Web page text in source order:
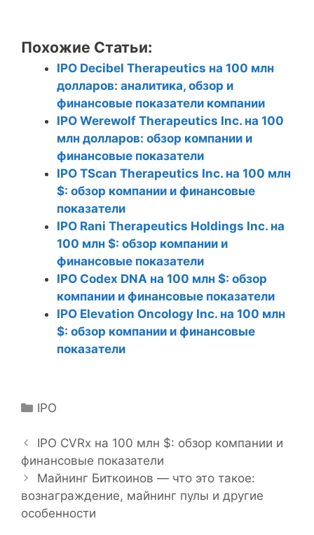
Похожие Статьи:
IPO Decibel Therapeutics на 100 млн
долларов: аналитика, обзор и
финансовые показатели компании
IPO Werewolf Therapeutics Inc. на 100
млн долларов: обзор компании и
финансовые показатели
IPO TScan Therapeutics Inc. на 100 млн
$: обзор компании и финансовые
показатели
IPO Rani Therapeutics Holdings Inc. на
100 млн $: обзор компании и
финансовые показатели
IPO Codex DNA на 100 млн $: обзор
компании и финансовые показатели
IPO Elevation Oncology Inc. на 100 млн
$: обзор компании и финансовые
показатели
Р
б
р
и
к
и
IPO
а
в
и
г
а
IPO CVRx на 100 млн $: обзор компании и
финансовые показатели
Майнинг Биткоинов — что это такое:
вознаграждение, майнинг пулы и другие
особенности